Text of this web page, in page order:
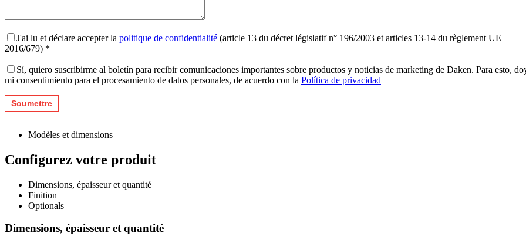
J'ai lu et déclare accepter la politique de confidentialité (article 13 du décret législatif n° 196/2003 et articles 13-14 du règlement UE
2016/679) *
Sí, quiero suscribirme al boletín para recibir comunicaciones importantes sobre productos y noticias de marketing de Daken. Para esto,
mi consentimiento para el procesamiento de datos personales, de acuerdo con la Política de privacidad
Modèles et dimensions
Configurez votre produit
Dimensions, épaisseur et quantité
Finition
Optionals
Dimensions, épaisseur et quantité